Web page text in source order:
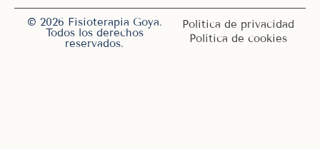
© 2026 Fisioterapia Goya.
Todos los derechos
reservados.
Política de privacidad
Política de cookies